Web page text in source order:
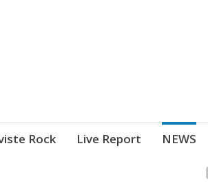
Rock Live Report NEWS